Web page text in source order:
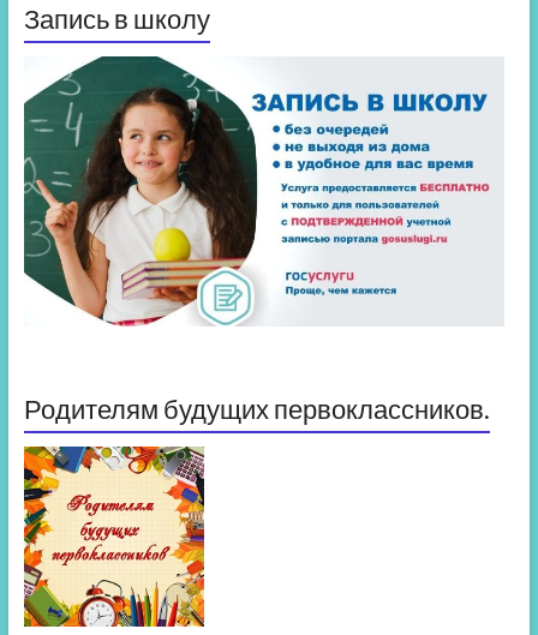
Запись в школу
Родителям будущих первоклассников.